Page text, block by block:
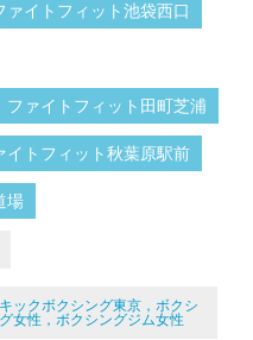
ァイトフィット池袋西口
ファイトフィット田町芝浦
イトフィット秋葉原駅前
場
ックボクシング東京，ボクシ
女性，ボクシングジム女性